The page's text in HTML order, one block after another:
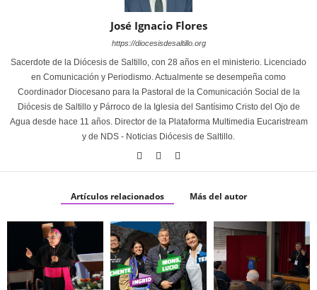
José Ignacio Flores
https://diocesisdesaltillo.org
Sacerdote de la Diócesis de Saltillo, con 28 años en el ministerio. Licenciado
en Comunicación y Periodismo. Actualmente se desempeña como
Coordinador Diocesano para la Pastoral de la Comunicación Social de la
Diócesis de Saltillo y Párroco de la Iglesia del Santísimo Cristo del Ojo de
Agua desde hace 11 años. Director de la Plataforma Multimedia Eucaristream
y de NDS - Noticias Diócesis de Saltillo.
Artículos relacionados Más del autor